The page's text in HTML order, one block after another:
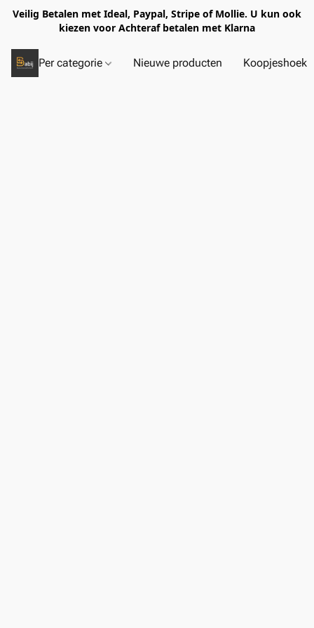
Veilig Betalen met Ideal, Paypal, Stripe of Mollie. U kun ook
kiezen voor Achteraf betalen met Klarna
Per categorie Nieuwe producten Koopjeshoek